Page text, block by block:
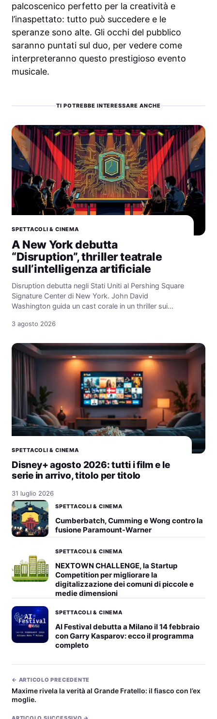
palcoscenico perfetto per la creatività e
l’inaspettato: tutto può succedere e le
speranze sono alte. Gli occhi del pubblico
saranno puntati sul duo, per vedere come
interpreteranno questo prestigioso evento
musicale.
TI POTREBBE INTERESSARE ANCHE
SPETTACOLI & CINEMA
A New York debutta
“Disruption”, thriller teatrale
sull’intelligenza artificiale
Disruption debutta negli Stati Uniti al Pershing Square
Signature Center di New York. John David
Washington guida un cast corale in un thriller sui…
3 agosto 2026
SPETTACOLI & CINEMA
Disney+ agosto 2026: tutti i film e le
serie in arrivo, titolo per titolo
31 luglio 2026
SPETTACOLI & CINEMA
Cumberbatch, Cumming e Wong contro la
fusione Paramount-Warner
SPETTACOLI & CINEMA
NEXTOWN CHALLENGE, la Startup
Competition per migliorare la
digitalizzazione dei comuni di piccole e
medie dimensioni
SPETTACOLI & CINEMA
AI Festival debutta a Milano il 14 febbraio
con Garry Kasparov: ecco il programma
completo
← ARTICOLO PRECEDENTE
Maxime rivela la verità al Grande Fratello: il fiasco con l’ex
moglie.